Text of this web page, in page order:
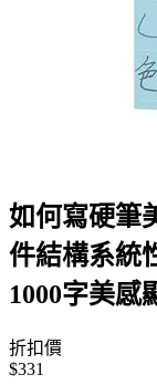
如何寫硬筆
件結構系統
1000字美感
折扣價
$331